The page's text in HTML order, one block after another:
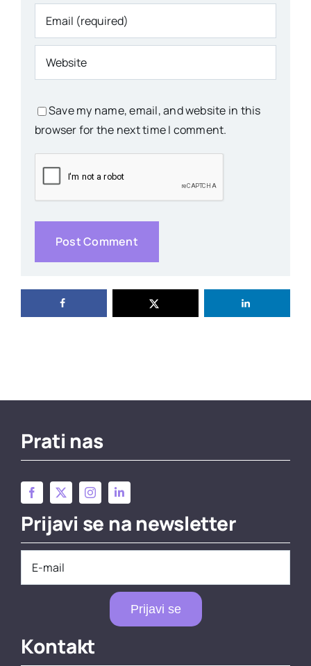
Save my name, email, and website in this
browser for the next time I comment.
Prati nas
Prijavi se na newsletter
Prijavi se
Kontakt